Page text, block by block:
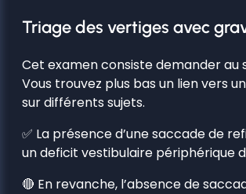
Triage des vertiges avec
Cet examen consiste demander au
Vous trouvez plus bas un lien vers
sur différents sujets.
✅ La présence d’une saccade de
un deficit vestibulaire périphérique
🔴 En revanche, l’absence de